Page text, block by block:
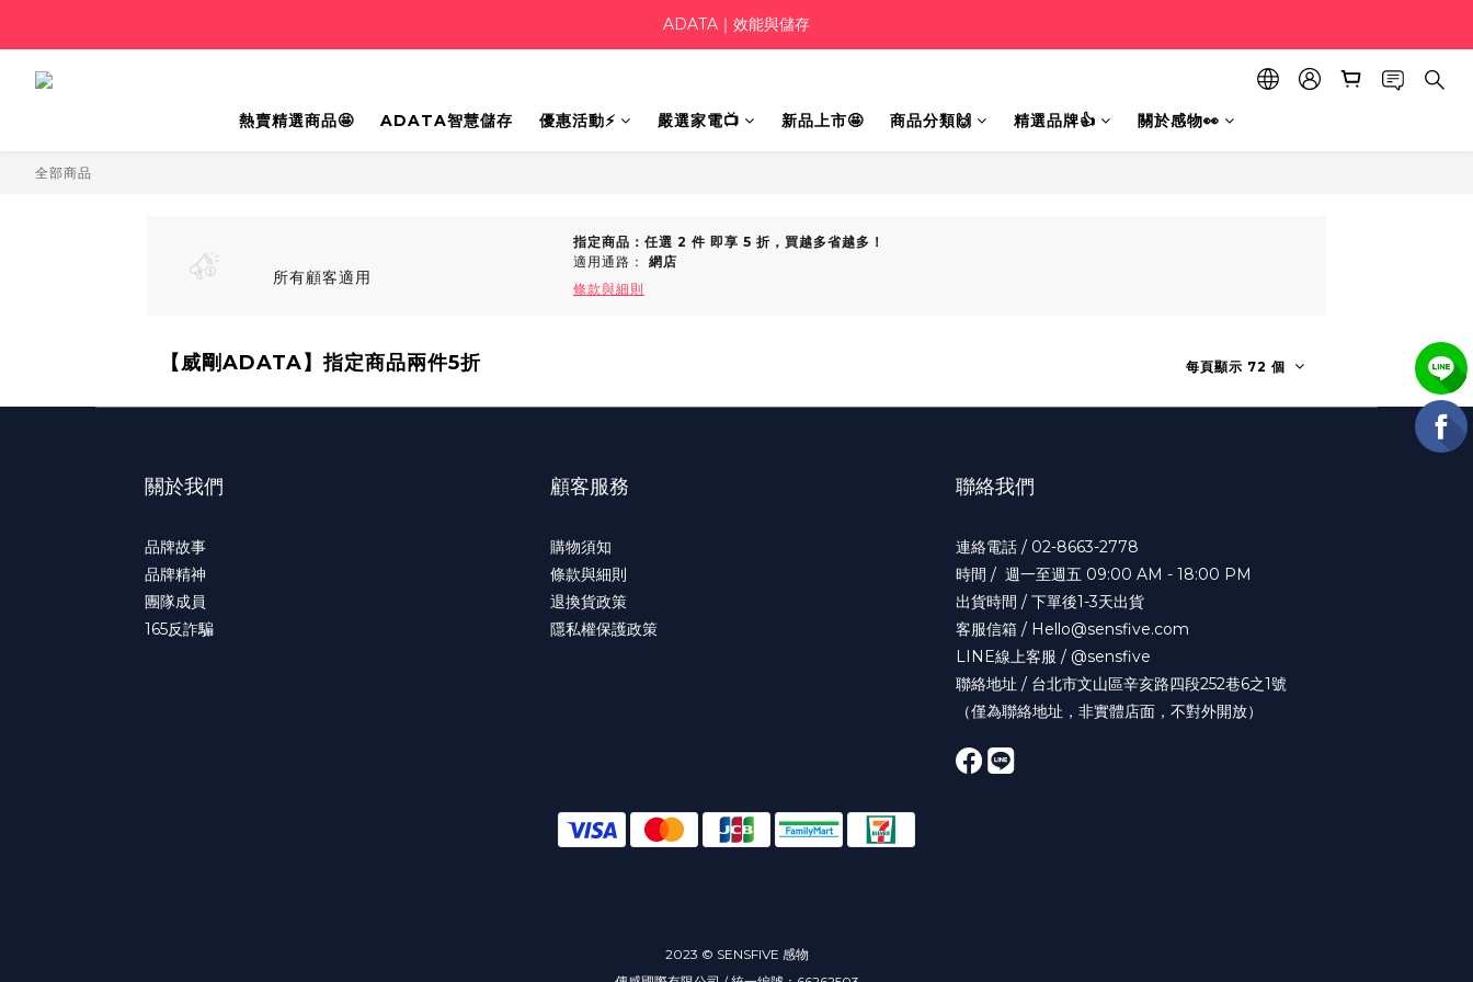
ADATA｜效能與儲存
熱賣精選商品🤩 ADATA智慧儲存 優惠活動⚡ 嚴選家電📺 新品上市🤩 商品分類🙌 精選品牌👍 關於感物👀
全部商品
所有顧客適用
指定商品：任選 2 件 即享 5 折，買越多省越多！
適用通路： 網店
條款與細則
【威剛ADATA】指定商品兩件5折 每頁顯示 72 個
關於我們
品牌故事
品牌精神
團隊成員
165反詐騙
顧客服務
購物須知
條款與細則
退換貨政策
隱私權保護政策
聯絡我們
連絡電話 / 02-8663-2778
時間 / 週一至週五 09:00 AM - 18:00 PM
出貨時間 / 下單後1-3天出貨
客服信箱 / Hello@sensfive.com
LINE線上客服 / @sensfive
聯絡地址 / 台北市文山區辛亥路四段252巷6之1號
（僅為聯絡地址，非實體店面，不對外開放）
2023 © SENSFIVE 感物